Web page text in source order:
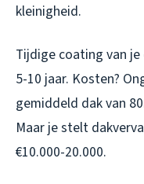
kleinigheid.
Tijdige coating van
5-10 jaar. Kosten?
gemiddeld dak van
Maar je stelt
€10.000-20.000.